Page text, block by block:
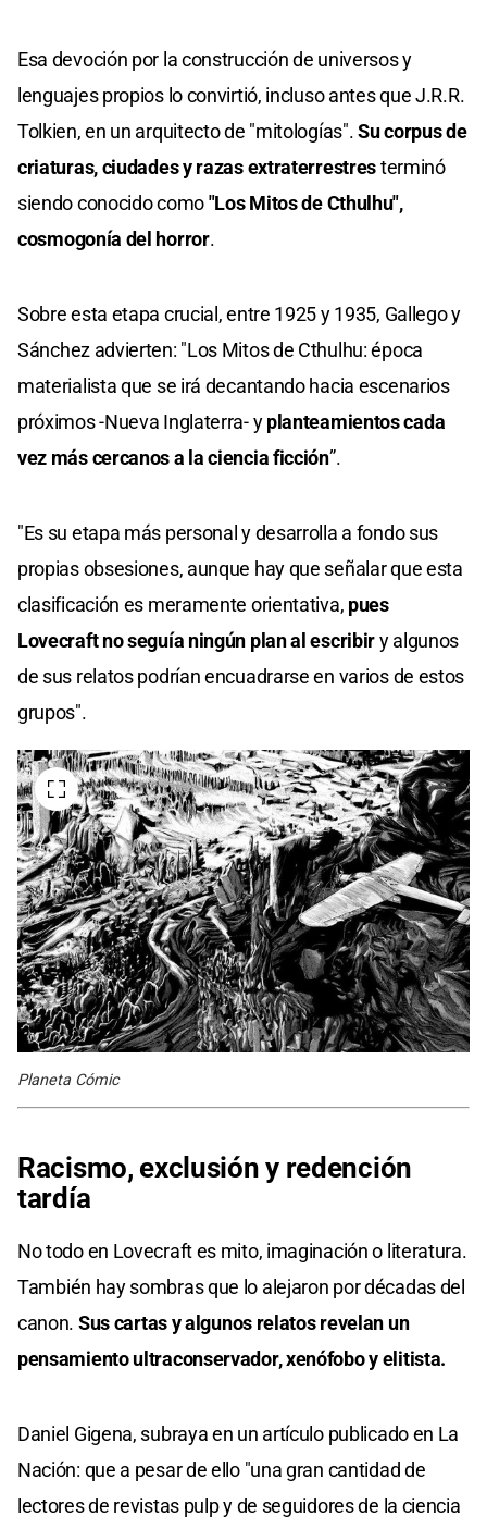
Esa devoción por la construcción de universos y
lenguajes propios lo convirtió, incluso antes que J.R.R.
Tolkien, en un arquitecto de "mitologías".Su corpus de
criaturas, ciudades y razas extraterrestresterminó
siendo conocido como"Los Mitos de Cthulhu",
cosmogonía del horror.
Sobre esta etapa crucial, entre 1925 y 1935, Gallego y
Sánchez advierten: "Los Mitos de Cthulhu: época
materialista que se irá decantando hacia escenarios
próximos -Nueva Inglaterra- yplanteamientos cada
vez más cercanos a la ciencia ficción”.
"Es su etapa más personal y desarrolla a fondo sus
propias obsesiones, aunque hay que señalar que esta
clasificación es meramente orientativa, pues
Lovecraft no seguía ningún plan al escribiry algunos
de sus relatos podrían encuadrarse en varios de estos
grupos".
Planeta Cómic
Racismo, exclusión y redención
tardía
No todo en Lovecraft es mito, imaginación o literatura.
También hay sombras que lo alejaron por décadas del
canon. Sus cartas y algunos relatos revelan un
pensamiento ultraconservador, xenófobo y elitista.
Daniel Gigena, subraya en un artículo publicado en La
Nación: que a pesar de ello "una gran cantidad de
lectores de revistas pulp y de seguidores de la ciencia